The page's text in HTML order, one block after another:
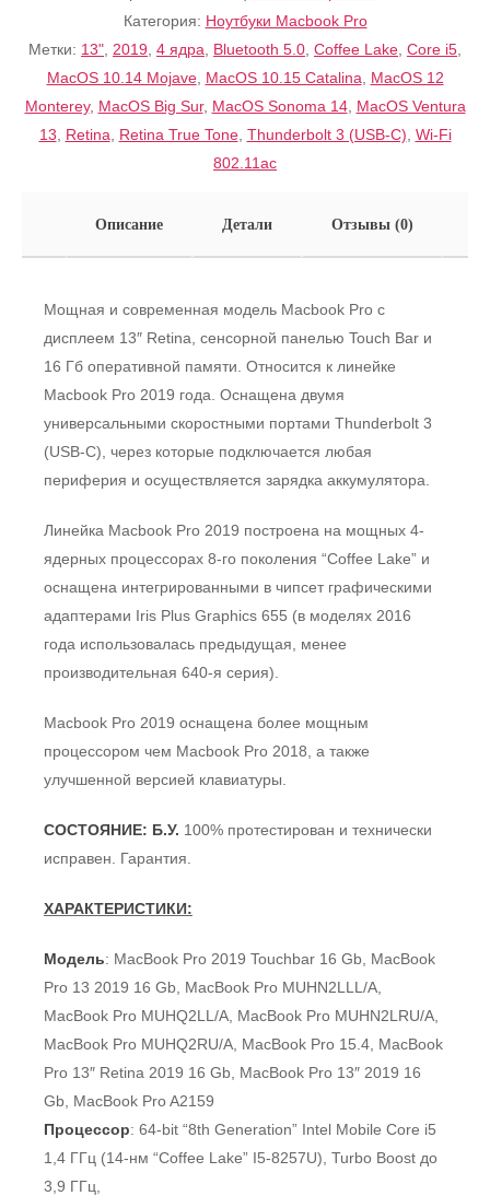
Категория: Ноутбуки Macbook Pro
Метки: 13" 2019 4 ядра Bluetooth 5.0 Coffee Lake Core i5
MacOS 10.14 Mojave, MacOS 10.15 Catalina
MacOS 12
Monterey, MacOS Big Sur, MacOS Sonoma 14, MacOS Ventura
13
Retina Retina True Tone, Thunderbolt 3 (USB-C) Wi-Fi
802.11ac
Описание Детали Отзывы (0)
Мощная и современная модель Macbook Pro с
дисплеем 13″ Retina, сенсорной панелью Touch Bar и
16 Гб оперативной памяти. Относится к линейке
Macbook Pro 2019 года. Оснащена двумя
универсальными скоростными портами Thunderbolt 3
(USB-C), через которые подключается любая
периферия и осуществляется зарядка аккумулятора.
Линейка Macbook Pro 2019 построена на мощных 4-
ядерных процессорах 8-го поколения “Coffee Lake” и
оснащена интегрированными в чипсет графическими
адаптерами Iris Plus Graphics 655 (в моделях 2016
года использовалась предыдущая, менее
производительная 640-я серия).
Macbook Pro 2019 оснащена более мощным
процессором чем Macbook Pro 2018, а также
улучшенной версией клавиатуры.
СОСТОЯНИЕ: Б.У. 100% протестирован и технически
исправен. Гарантия.
ХАРАКТЕРИСТИКИ:
Модель: MacBook Pro 2019 Touchbar 16 Gb, MacBook
Pro 13 2019 16 Gb, MacBook Pro MUHN2LLL/A,
MacBook Pro MUHQ2LL/A, MacBook Pro MUHN2LRU/A,
MacBook Pro MUHQ2RU/A, MacBook Pro 15.4, MacBook
Pro 13″ Retina 2019 16 Gb, MacBook Pro 13″ 2019 16
Gb, MacBook Pro A2159
Процессор: 64-bit “8th Generation” Intel Mobile Core i5
1,4 ГГц (14-нм “Coffee Lake” I5-8257U), Turbo Boost до
3,9 ГГц,